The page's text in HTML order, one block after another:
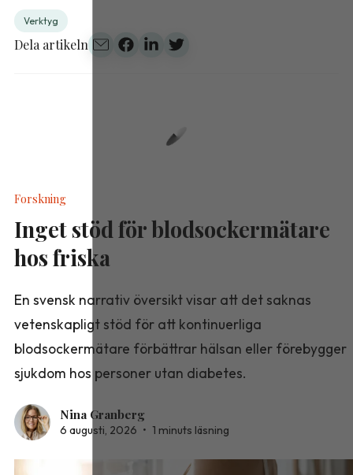
Verktyg
Dela artikeln
Forskning
Inget stöd för blodsockermätare
hos friska
En svensk narrativ översikt visar att det saknas
vetenskapligt stöd för att kontinuerliga
blodsockermätare förbättrar hälsan eller förebygger
sjukdom hos personer utan diabetes.
Nina Granberg
6 augusti, 2026 • 1 minuts läsning